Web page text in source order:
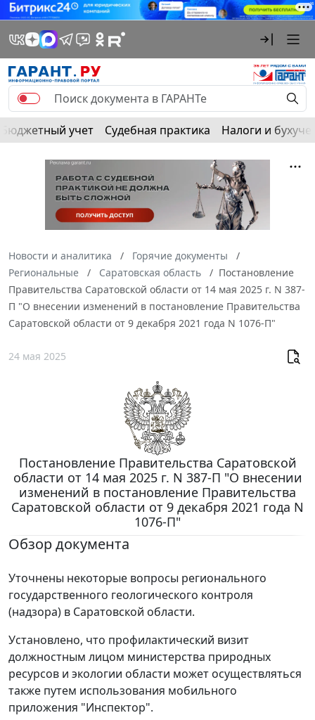
Бюджетный учет Судебная практика Налоги и
Новости и аналитика
Горячие документы
Региональные
Саратовская область
Постановление
Правительства Саратовской области от 14 мая 2025 г. N 387-
П "О внесении изменений в постановление Правительства
Саратовской области от 9 декабря 2021 года N 1076-П"
24 мая 2025
Постановление Правительства Саратовской
области от 14 мая 2025 г. N 387-П "О внесении
изменений в постановление Правительства
Саратовской области от 9 декабря 2021 года N
1076-П"
Обзор документа
Уточнены некоторые вопросы регионального
государственного геологического контроля
(надзора) в Саратовской области.
Установлено, что профилактический визит
должностным лицом министерства природных
ресурсов и экологии области может осуществляться
также путем использования мобильного
приложения "Инспектор".